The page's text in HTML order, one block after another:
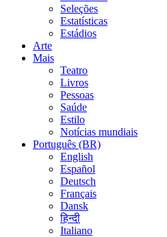
Seleções
Estatísticas
Estádios
Arte
Mais
Teatro
Livros
Pessoas
Saúde
Estilo
Notícias mundiais
Português (BR)
English
Español
Deutsch
Français
Dansk
हिन्दी
Italiano